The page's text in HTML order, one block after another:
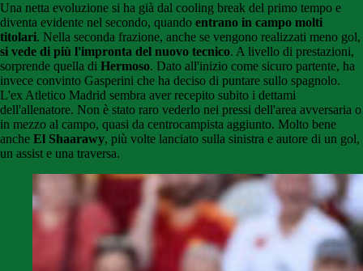
Una netta evoluzione si ha già dal cooling break del primo tempo e
diventa evidente nel secondo, quando entrano in campo molti
titolari. Nella seconda frazione, anche se vengono realizzati meno gol,
si vede di più l'impronta del nuovo tecnico. A livello di prestazioni,
sorprende quella di Hermoso. Dato all'inizio come sicuro partente, ha
invece convinto Gasperini che ha deciso di puntare sullo spagnolo.
L'ex Atletico Madrid sembra aver recepito subito i dettami
dell'allenatore. Non è stato raro vederlo nei pressi dell'area avversaria o
in mezzo al campo, quasi da centrocampista aggiunto. Molto bene
anche El Shaarawy, più volte lanciato sulla sinistra e autore di un gol,
un assist e una traversa.